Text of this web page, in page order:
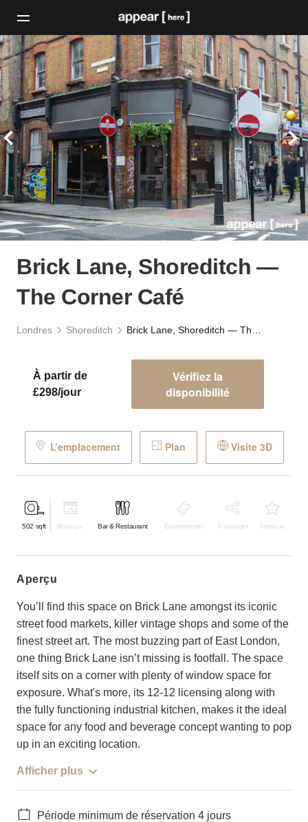
Brick Lane, Shoreditch ⁠—
The Corner Café
Londres Shoreditch
À partir de
£298/jour
Vérifiez la
disponibilité
L’emplacement Plan Visite 3D
502 sqft Boutique Bar & Restaurant Événementiel À partager Atypique
aperçu
You’ll find this space on Brick Lane amongst its iconic
street food markets, killer vintage shops and some of the
finest street art. The most buzzing part of East London,
one thing Brick Lane isn’t missing is footfall. The space
itself sits on a corner with plenty of window space for
exposure. What's more, its 12-12 licensing along with
the fully functioning industrial kitchen, makes it the ideal
space for any food and beverage concept wanting to pop
up in an exciting location.
Afficher plus
Période minimum de réservation 4 jours